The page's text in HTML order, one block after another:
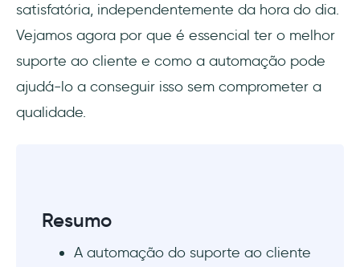
1- Avalie suas necessidades de suporte ao
cliente
automação
3- O sucesso da automação do MongoDB
satisfatória, independentemente da hora do dia.
Vejamos agora por que é essencial ter o melhor
suporte ao cliente e como a automação pode
ajudá-lo a conseguir isso sem comprometer a
qualidade.
Resumo
A automação do suporte ao cliente